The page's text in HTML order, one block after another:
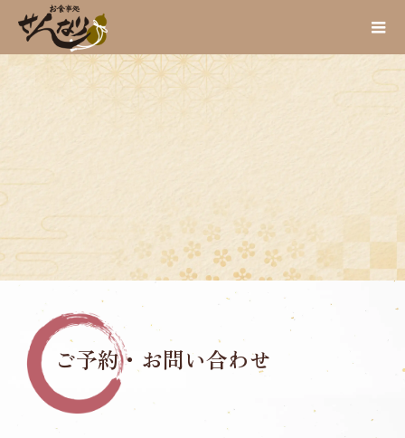
ご予約・お問い合わせ